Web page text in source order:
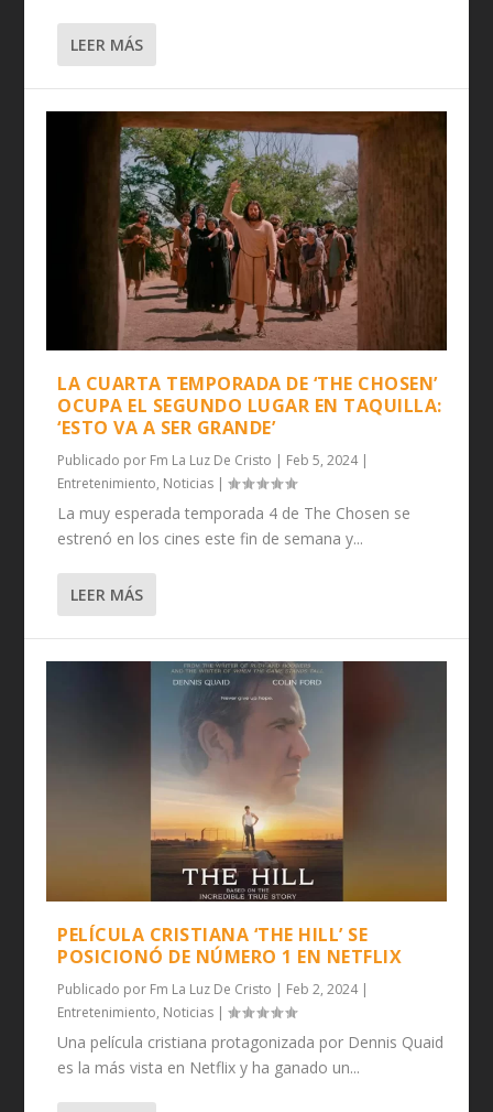
LEER MÁS
LA CUARTA TEMPORADA DE ‘THE CHOSEN’
OCUPA EL SEGUNDO LUGAR EN TAQUILLA:
‘ESTO VA A SER GRANDE’
Publicado por Fm La Luz De Cristo | Feb 5, 2024|
Entretenimiento, Noticias |
La muy esperada temporada 4 de The Chosen se
estrenó en los cines este fin de semana y...
LEER MÁS
PELÍCULA CRISTIANA ‘THE HILL’ SE
POSICIONÓ DE NÚMERO 1 EN NETFLIX
Publicado por Fm La Luz De Cristo | Feb 2, 2024|
Entretenimiento, Noticias |
Una película cristiana protagonizada por Dennis Quaid
es la más vista en Netflix y ha ganado un...